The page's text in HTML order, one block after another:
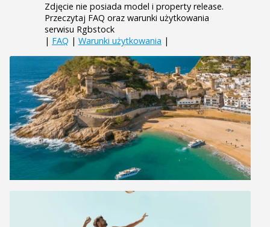
Zdjęcie nie posiada model i property release.
Przeczytaj FAQ oraz warunki użytkowania
serwisu Rgbstock
| FAQ | Warunki użytkowania |